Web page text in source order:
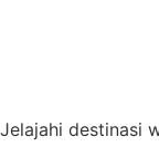
Jelajahi destinasi